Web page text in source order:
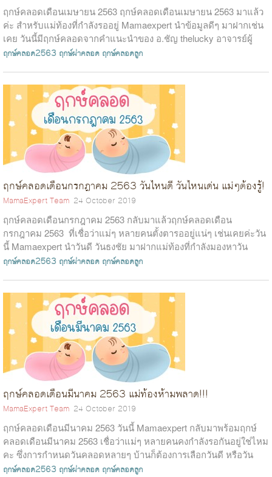
ฤกษ์คลอดเดือนเมษายน 2563 ฤกษ์คลอดเดือนเมษายน 2563 มาแล้ว
ค่ะ สำหรับแม่ท้องที่กำลังรออยู่ Mamaexpert นำข้อมูลดีๆ มาฝากเช่น
เคย วันนี้มีฤกษ์คลอดจากคำแนะนำของ อ.ชัญ thelucky อาจารย์ผู้
เชี่ยวชาญด้านการตั...
ฤกษ์คลอด2563 ฤกษ์ผ่าคลอด ฤกษ์คลอดลูก
ฤกษ์คลอดเดือนกรกฎาคม 2563 วันไหนดี วันไหนเด่น แม่ๆต้องรู้!
MamaExpert Team 24 October 2019
ฤกษ์คลอดเดือนกรกฎาคม 2563 กลับมาแล้วฤกษ์คลอดเดือน
กรกฎาคม 2563 ที่เชื่อว่าแม่ๆ หลายคนตั้งตารออยู่แน่ๆ เช่นเคยค่ะวัน
นี้ Mamaexpert นำวันดี วันธงชัย มาฝากแม่ท้องที่กำลังมองหาวัน
คลอด อ๊ะ!!! อยากร...
ฤกษ์คลอด2563 ฤกษ์ผ่าคลอด ฤกษ์คลอดลูก
ฤกษ์คลอดเดือนมีนาคม 2563 แม่ท้องห้ามพลาด!!!
MamaExpert Team 24 October 2019
ฤกษ์คลอดเดือนมีนาคม 2563 วันนี้ Mamaexpert กลับมาพร้อมฤกษ์
คลอดเดือนมีนาคม 2563 เชื่อว่าแม่ๆ หลายคนคงกำลังรอกันอยู่ใช่ไหม
คะ ซึ่งการกำหนดวันคลอดหลายๆ บ้านก็ต้องการเลือกวันดี หรือวัน
ธงชัย เพื่อความสบา...
ฤกษ์คลอด2563 ฤกษ์ผ่าคลอด ฤกษ์คลอดลูก